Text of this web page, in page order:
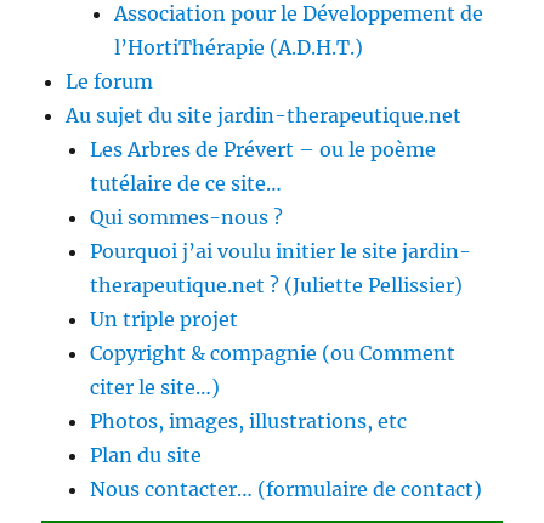
Association pour le Développement de
l’HortiThérapie (A.D.H.T.)
Le forum
Au sujet du site jardin-therapeutique.net
Les Arbres de Prévert – ou le poème
tutélaire de ce site…
Qui sommes-nous ?
Pourquoi j’ai voulu initier le site jardin-
therapeutique.net ? (Juliette Pellissier)
Un triple projet
Copyright & compagnie (ou Comment
citer le site…)
Photos, images, illustrations, etc
Plan du site
Nous contacter… (formulaire de contact)